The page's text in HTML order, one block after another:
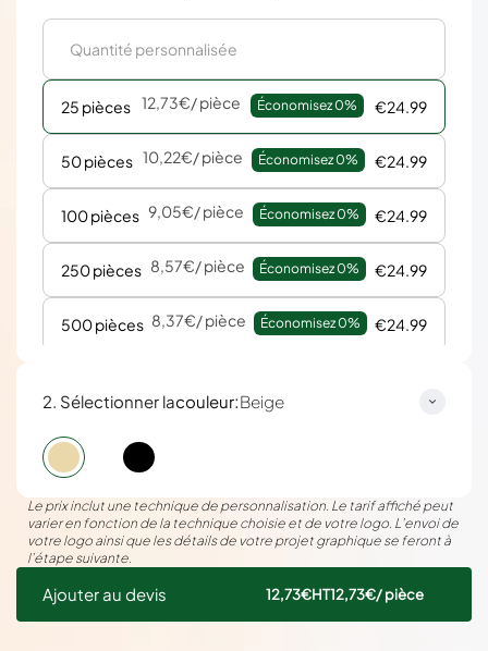
25 pièces 12,73€/ pièce Économisez 0% €24.99
50 pièces 10,22€/ pièce Économisez 0% €24.99
100 pièces 9,05€/ pièce Économisez 0% €24.99
250 pièces 8,57€/ pièce Économisez 0% €24.99
500 pièces 8,37€/ pièce Économisez 0% €24.99
2. Sélectionner lacouleur:Beige
Le prix inclut une technique de personnalisation. Le tarif affiché peut
varier en fonction de la technique choisie et de votre logo. L’envoi de
votre logo ainsi que les détails de votre projet graphique se feront à
l’étape suivante.
Ajouter au devis 12,73€HT12,73€/ pièce